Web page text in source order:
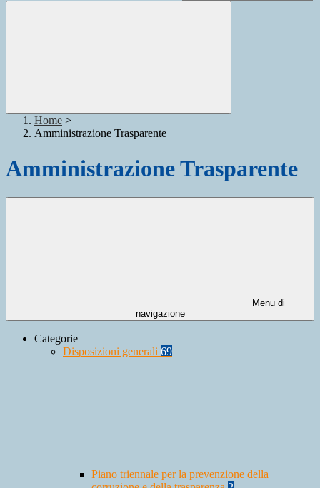
Home >
Amministrazione Trasparente
Amministrazione Trasparente
Menu di
navigazione
Categorie
Disposizioni generali 69
Piano triennale per la prevenzione della